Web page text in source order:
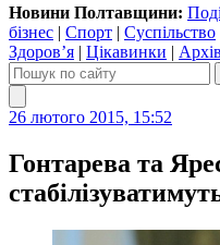
Новини Полтавщини:
бізнес | Спорт | Суспільство
Здоров’я | Цікавинки | Архів
26 лютого 2015, 15:52
Гонтарева та